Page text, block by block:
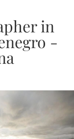
in
-